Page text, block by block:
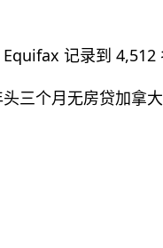
记录到 4,512
三个月无房贷加拿